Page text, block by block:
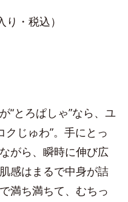
・税込）
“とろぱしゃ”なら、ユ
クじゅわ”。手にとっ
がら、瞬時に伸び広
感はまるで中身が詰
満ち満ちて、むちっ